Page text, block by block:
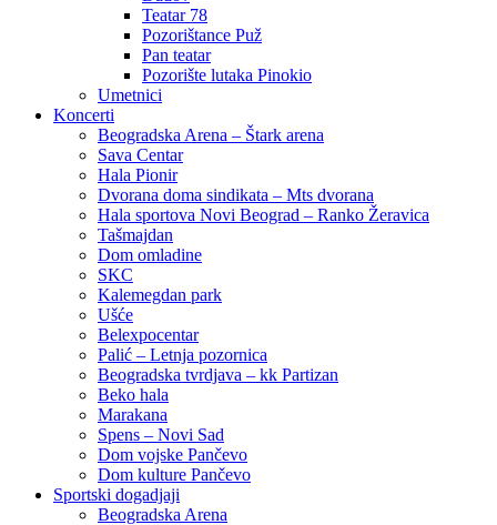
Teatar 78
Pozorištance Puž
Pan teatar
Pozorište lutaka Pinokio
Umetnici
Koncerti
Beogradska Arena – Štark arena
Sava Centar
Hala Pionir
Dvorana doma sindikata – Mts dvorana
Hala sportova Novi Beograd – Ranko Žeravica
Tašmajdan
Dom omladine
SKC
Kalemegdan park
Ušće
Belexpocentar
Palić – Letnja pozornica
Beogradska tvrdjava – kk Partizan
Beko hala
Marakana
Spens – Novi Sad
Dom vojske Pančevo
Dom kulture Pančevo
Sportski dogadjaji
Beogradska Arena